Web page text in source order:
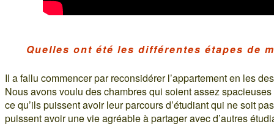
Quelles ont été les différentes étapes de
Il a fallu commencer par reconsidérer l’appartement en les
Nous avons voulu des chambres qui soient assez
ce qu’ils puissent avoir leur parcours d’étudiant qui ne soit
puissent avoir une vie agréable à partager avec d’autres